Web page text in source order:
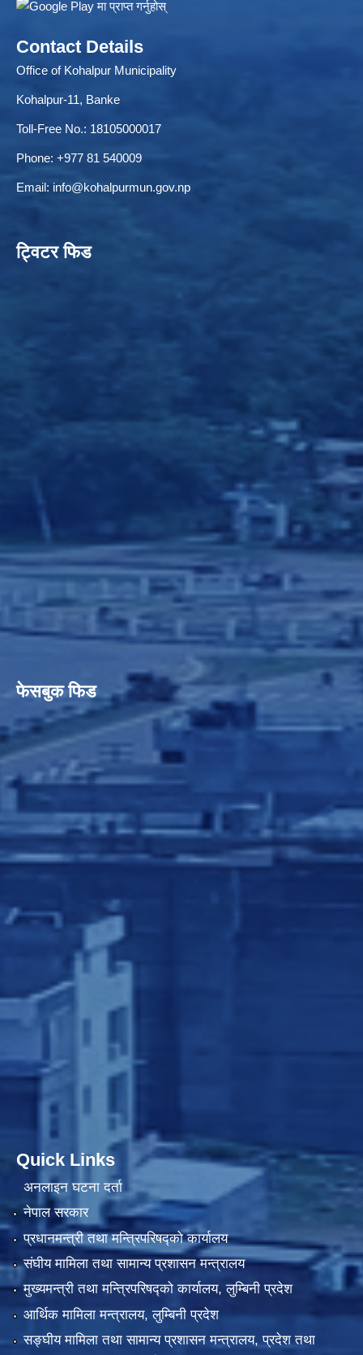
Contact Details
Office of Kohalpur Municipality
Kohalpur-11, Banke
Toll-Free No.: 18105000017
Phone: +977 81 540009
Email: info@kohalpurmun.gov.np
ट्विटर फिड
फेसबुक फिड
Quick Links
अनलाइन घटना दर्ता
नेपाल सरकार
प्रधानमन्त्री तथा मन्त्रिपरिषद्को कार्यालय
संघीय मामिला तथा सामान्य प्रशासन मन्त्रालय
मुख्यमन्त्री तथा मन्त्रिपरिषद्को कार्यालय, लुम्बिनी प्रदेश
आर्थिक मामिला मन्त्रालय, लुम्बिनी प्रदेश
सङ्घीय मामिला तथा सामान्य प्रशासन मन्त्रालय, प्रदेश तथा